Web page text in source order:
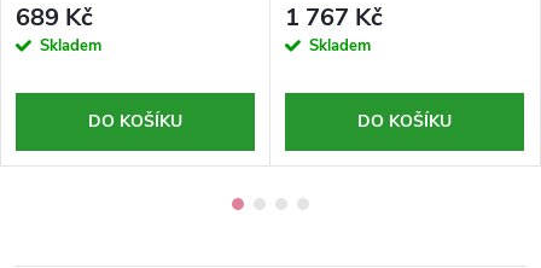
Professional-200ml
689 Kč
Skladem
DO KOŠÍKU
Professional-500ml
1 767 Kč
Skladem
DO KOŠÍKU